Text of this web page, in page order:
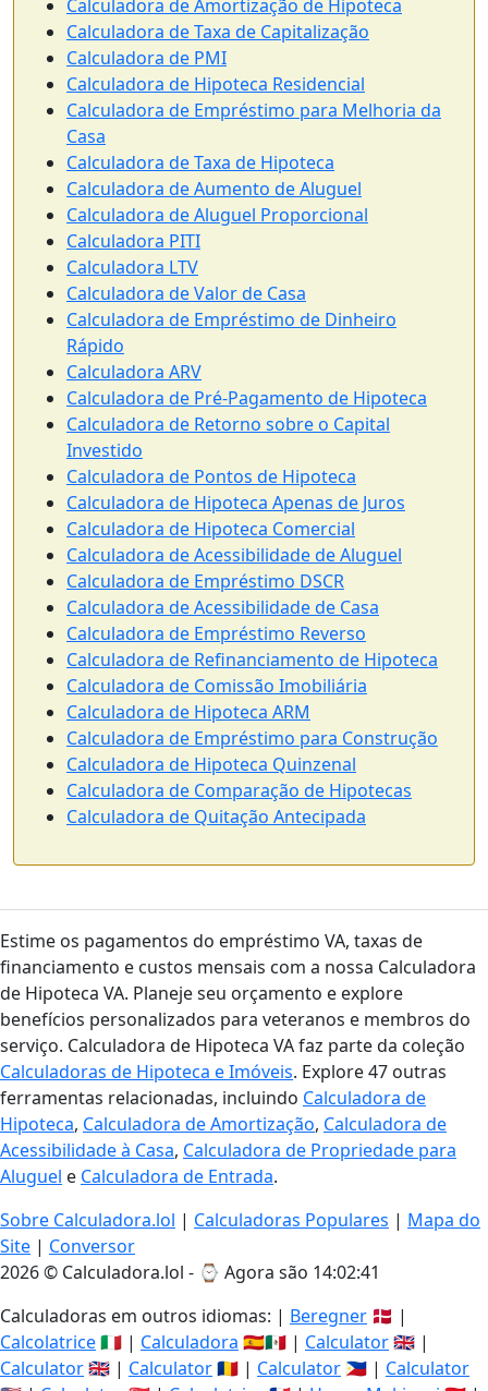
Calculadora de Amortização de Hipoteca
Calculadora de Taxa de Capitalização
Calculadora de PMI
Calculadora de Hipoteca Residencial
Calculadora de Empréstimo para Melhoria da
Casa
Calculadora de Taxa de Hipoteca
Calculadora de Aumento de Aluguel
Calculadora de Aluguel Proporcional
Calculadora PITI
Calculadora LTV
Calculadora de Valor de Casa
Calculadora de Empréstimo de Dinheiro
Rápido
Calculadora ARV
Calculadora de Pré-Pagamento de Hipoteca
Calculadora de Retorno sobre o Capital
Investido
Calculadora de Pontos de Hipoteca
Calculadora de Hipoteca Apenas de Juros
Calculadora de Hipoteca Comercial
Calculadora de Acessibilidade de Aluguel
Calculadora de Empréstimo DSCR
Calculadora de Acessibilidade de Casa
Calculadora de Empréstimo Reverso
Calculadora de Refinanciamento de Hipoteca
Calculadora de Comissão Imobiliária
Calculadora de Hipoteca ARM
Calculadora de Empréstimo para Construção
Calculadora de Hipoteca Quinzenal
Calculadora de Comparação de Hipotecas
Calculadora de Quitação Antecipada
Estime os pagamentos do empréstimo VA, taxas de
financiamento e custos mensais com a nossa Calculadora
de Hipoteca VA. Planeje seu orçamento e explore
benefícios personalizados para veteranos e membros do
serviço. Calculadora de Hipoteca VA faz parte da coleção
Calculadoras de Hipoteca e Imóveis. Explore 47 outras
ferramentas relacionadas, incluindo Calculadora de
Hipoteca, Calculadora de Amortização, Calculadora de
Acessibilidade à Casa, Calculadora de Propriedade para
Aluguel e Calculadora de Entrada.
Sobre Calculadora.lol | Calculadoras Populares | Mapa do
Site | Conversor
2026 © Calculadora.lol - ⌚ Agora são 14:02:42
Calculadoras em outros idiomas: | Beregner 🇩🇰 |
Calcolatrice🇮🇹 | Calculadora 🇪🇸🇲🇽 | Calculator🇬🇧 |
Calculator🇬🇧 | Calculator🇷🇴 | Calculator 🇵🇭 | Calculator